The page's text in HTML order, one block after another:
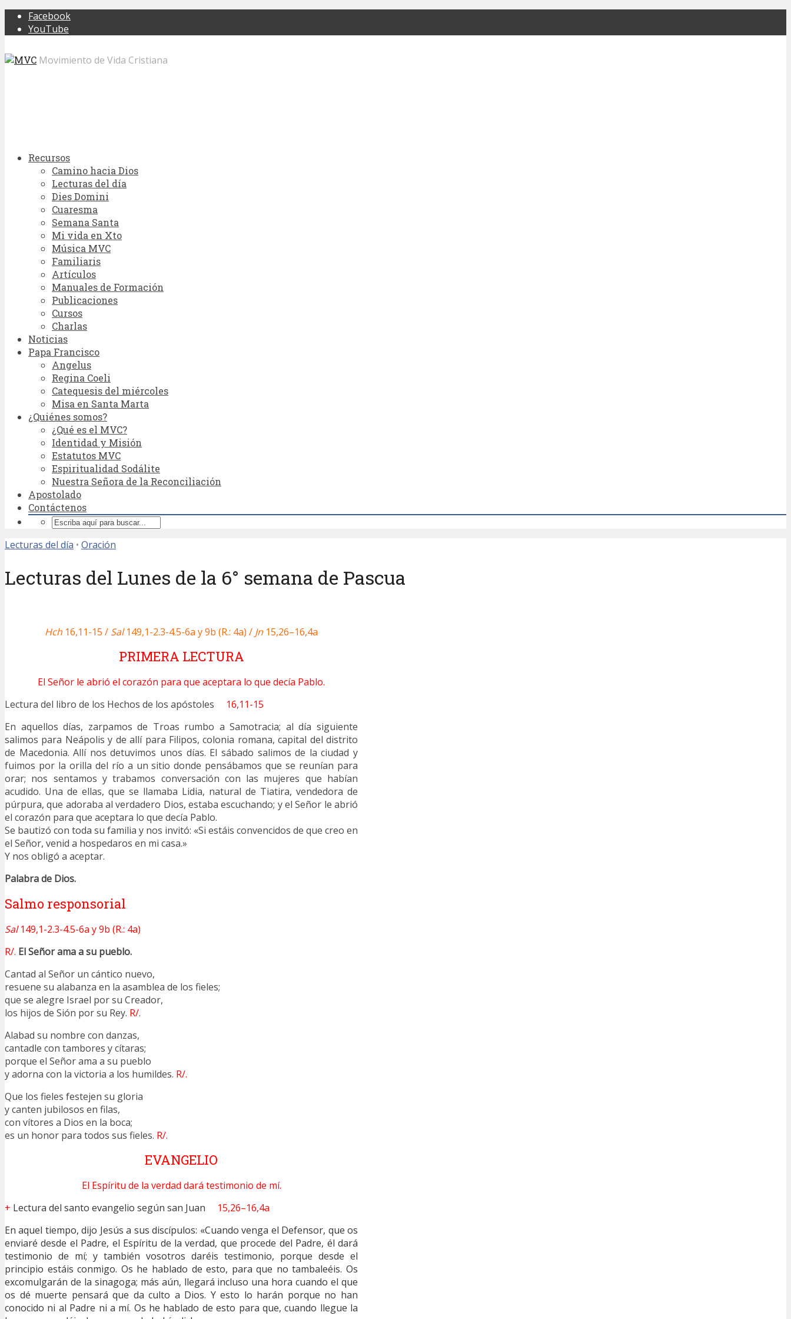
Facebook
YouTube
Movimiento de Vida Cristiana
Recursos
Camino hacia Dios
Lecturas del día
Dies Domini
Cuaresma
Semana Santa
Mi vida en Xto
Música MVC
Familiaris
Artículos
Manuales de Formación
Publicaciones
Cursos
Charlas
Noticias
Papa Francisco
Angelus
Regina Coeli
Catequesis del miércoles
Misa en Santa Marta
¿Quiénes somos?
¿Qué es el MVC?
Identidad y Misión
Estatutos MVC
Espiritualidad Sodálite
Nuestra Señora de la Reconciliación
Apostolado
Contáctenos
Lecturas del día • Oración
Lecturas del Lunes de la 6° semana de Pascua
Hch 16,11-15 / Sal149,1-2.3-4.5-6a y 9b (R.: 4a) / Jn 15,26–16,4a
PRIMERA LECTURA
El Señor le abrió el corazón para que aceptara lo que decía Pablo.
Lectura del libro de los Hechos de los apóstoles 16,11-15
En aquellos días, zarpamos de Troas rumbo a Samotracia; al día siguiente
salimos para Neápolis y de allí para Filipos, colonia romana, capital del distrito
de Macedonia. Allí nos detuvimos unos días. El sábado salimos de la ciudad y
fuimos por la orilla del río a un sitio donde pensábamos que se reunían para
orar; nos sentamos y trabamos conversación con las mujeres que habían
acudido. Una de ellas, que se llamaba Lidia, natural de Tiatira, vendedora de
púrpura, que adoraba al verdadero Dios, estaba escuchando; y el Señor le abrió
el corazón para que aceptara lo que decía Pablo.
Se bautizó con toda su familia y nos invitó: «Si estáis convencidos de que creo en
el Señor, venid a hospedaros en mi casa.»
Y nos obligó a aceptar.
Palabra de Dios.
Salmo responsorial
Sal149,1-2.3-4.5-6a y 9b (R.: 4a)
R/. El Señor ama a su pueblo.
Cantad al Señor un cántico nuevo,
resuene su alabanza en la asamblea de los fieles;
que se alegre Israel por su Creador,
los hijos de Sión por su Rey. R/.
Alabad su nombre con danzas,
cantadle con tambores y cítaras;
porque el Señor ama a su pueblo
y adorna con la victoria a los humildes. R/.
Que los fieles festejen su gloria
y canten jubilosos en filas,
con vítores a Dios en la boca;
es un honor para todos sus fieles. R/.
EVANGELIO
El Espíritu de la verdad dará testimonio de mí.
+ Lectura del santo evangelio según san Juan 15,26–16,4a
En aquel tiempo, dijo Jesús a sus discípulos: «Cuando venga el Defensor, que os
enviaré desde el Padre, el Espíritu de la verdad, que procede del Padre, él dará
testimonio de mí; y también vosotros daréis testimonio, porque desde el
principio estáis conmigo. Os he hablado de esto, para que no tambaleéis. Os
excomulgarán de la sinagoga; más aún, llegará incluso una hora cuando el que
os dé muerte pensará que da culto a Dios. Y esto lo harán porque no han
conocido ni al Padre ni a mí. Os he hablado de esto para que, cuando llegue la